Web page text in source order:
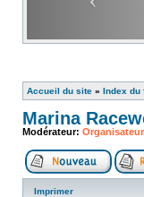
Accueil du site » Index du
Marina
Modérateur:
Imprimer